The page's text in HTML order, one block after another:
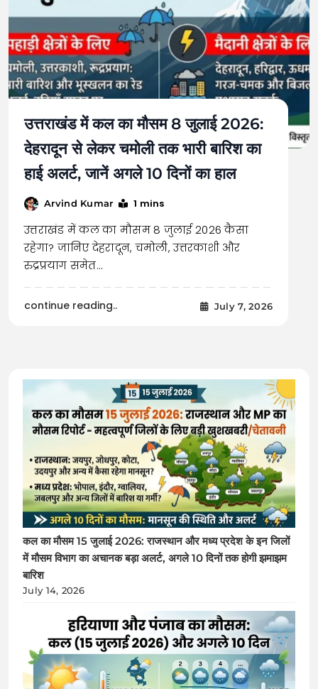
उत्तराखंड में कल का मौसम 8 जुलाई 2026:
देहरादून से लेकर चमोली तक भारी बारिश का
हाई अलर्ट, जानें अगले 10 दिनों का हाल
Arvind Kumar 1 mins
उत्तराखंड में कल का मौसम 8 जुलाई 2026 कैसा
रहेगा? जानिए देहरादून, चमोली, उत्तरकाशी और
रुद्रप्रयाग समेत…
continue reading.. July 7, 2026
कल का मौसम 15 जुलाई 2026: राजस्थान और मध्य प्रदेश के इन जिलों
में मौसम विभाग का अचानक बड़ा अलर्ट, अगले 10 दिनों तक होगी झमाझम
बारिश
July 14, 2026